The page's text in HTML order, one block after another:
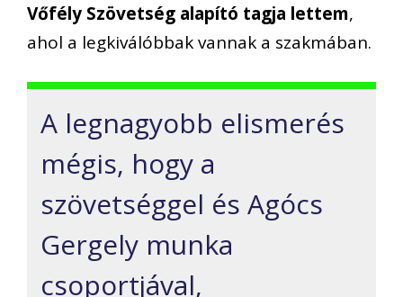
Vőfély Szövetség alapító tagja lettem,
ahol a legkiválóbbak vannak a szakmában.
A legnagyobb elismerés
mégis, hogy a
szövetséggel és Agócs
Gergely munka
csoportjával,